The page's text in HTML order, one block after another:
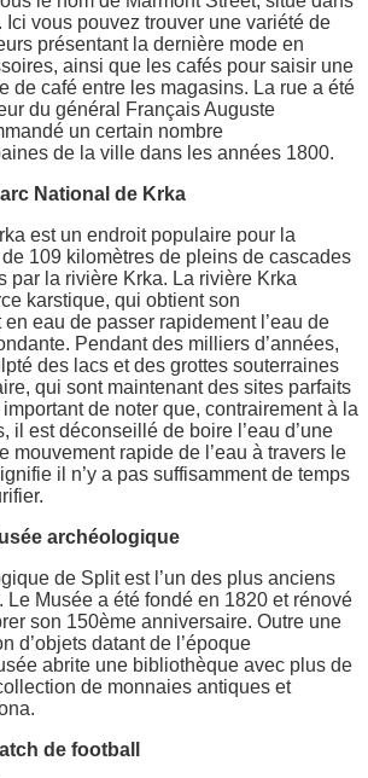
Ici vous pouvez trouver une variété de
présentant la dernière mode en
ainsi que les cafés pour saisir une
de café entre les magasins. La rue a été
du général Français Auguste
un certain nombre
de la ville dans les années 1800.
National de Krka
est un endroit populaire pour la
109 kilomètres de pleins de cascades
par la rivière Krka. La rivière Krka
karstique, qui obtient son
eau de passer rapidement l’eau de
Pendant des milliers d’années,
des lacs et des grottes souterraines
qui sont maintenant des sites parfaits
de noter que, contrairement à la
il est déconseillé de boire l’eau d’une
mouvement rapide de l’eau à travers le
il n’y a pas suffisamment de temps
archéologique
de Split est l’un des plus anciens
Le Musée a été fondé en 1820 et rénové
son 150ème anniversaire. Outre une
d’objets datant de l’époque
abrite une bibliothèque avec plus de
de monnaies antiques et
de football